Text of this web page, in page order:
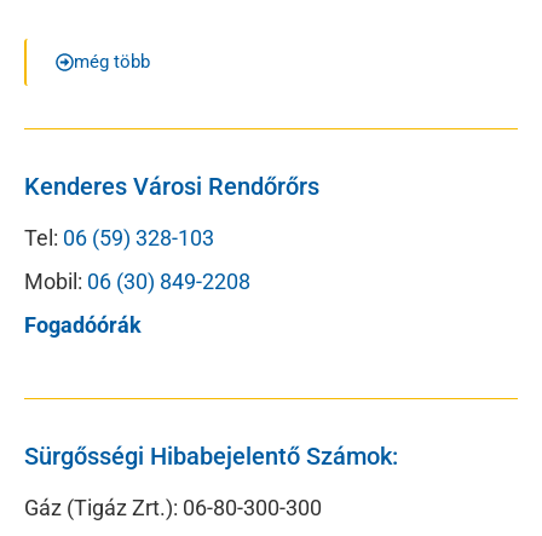
még több
Kenderes Városi Rendőrőrs
Tel: 06 (59) 328-103
Mobil: 06 (30) 849-2208
Fogadóórák
Sürgősségi Hibabejelentő Számok:
Gáz (Tigáz Zrt.): 06-80-300-300